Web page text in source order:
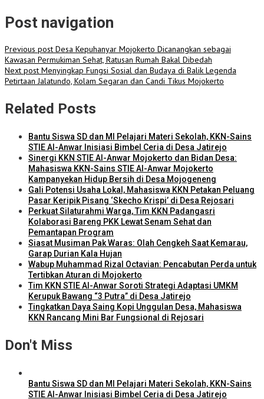
Post navigation
Previous post Desa Kepuhanyar Mojokerto Dicanangkan sebagai
Kawasan Permukiman Sehat, Ratusan Rumah Bakal Dibedah
Next post Menyingkap Fungsi Sosial dan Budaya di Balik Legenda
Petirtaan Jalatundo, Kolam Segaran dan Candi Tikus Mojokerto
Related Posts
Bantu Siswa SD dan MI Pelajari Materi Sekolah, KKN-Sains
STIE Al-Anwar Inisiasi Bimbel Ceria di Desa Jatirejo
Sinergi KKN STIE Al-Anwar Mojokerto dan Bidan Desa:
Mahasiswa KKN-Sains STIE Al-Anwar Mojokerto
Kampanyekan Hidup Bersih di Desa Mojogeneng
Gali Potensi Usaha Lokal, Mahasiswa KKN Petakan Peluang
Pasar Keripik Pisang ‘Skecho Krispi’ di Desa Rejosari
Perkuat Silaturahmi Warga, Tim KKN Padangasri
Kolaborasi Bareng PKK Lewat Senam Sehat dan
Pemantapan Program
Siasat Musiman Pak Waras: Olah Cengkeh Saat Kemarau,
Garap Durian Kala Hujan
Wabup Muhammad Rizal Octavian: Pencabutan Perda untuk
Tertibkan Aturan di Mojokerto
Tim KKN STIE Al-Anwar Soroti Strategi Adaptasi UMKM
Kerupuk Bawang “3 Putra” di Desa Jatirejo
Tingkatkan Daya Saing Kopi Unggulan Desa, Mahasiswa
KKN Rancang Mini Bar Fungsional di Rejosari
Don't Miss
Bantu Siswa SD dan MI Pelajari Materi Sekolah, KKN-Sains
STIE Al-Anwar Inisiasi Bimbel Ceria di Desa Jatirejo